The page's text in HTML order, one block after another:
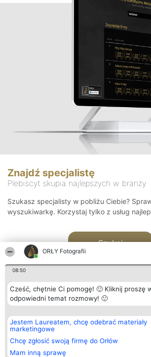
ORŁY Fotografii
08:50
Cześć, chętnie Ci pomogę! 🙂 Kliknij proszę
odpowiedni temat rozmowy! 🙂
Jestem Laureatem, chcę odebrać materiały
marketingowe
Chcę zgłosić swoją firmę do Orłów
Mam inną sprawę
Znajdź specjalistę
Plebiscyt skupia najlepszych w branży
Szukasz specjalisty w pobliżu Ciebie?
wyszukiwarkę. Korzystaj tylko z usług
Szukaj
Organizator plebiscytu
Bright Side Solutions sp. z o.
o. sp. k.
ul. Ruska 22
Wrocław 50-079
KRS 0000749100 | Regon
Plebiscyt
Laureaci
wszystkich
Laureatów